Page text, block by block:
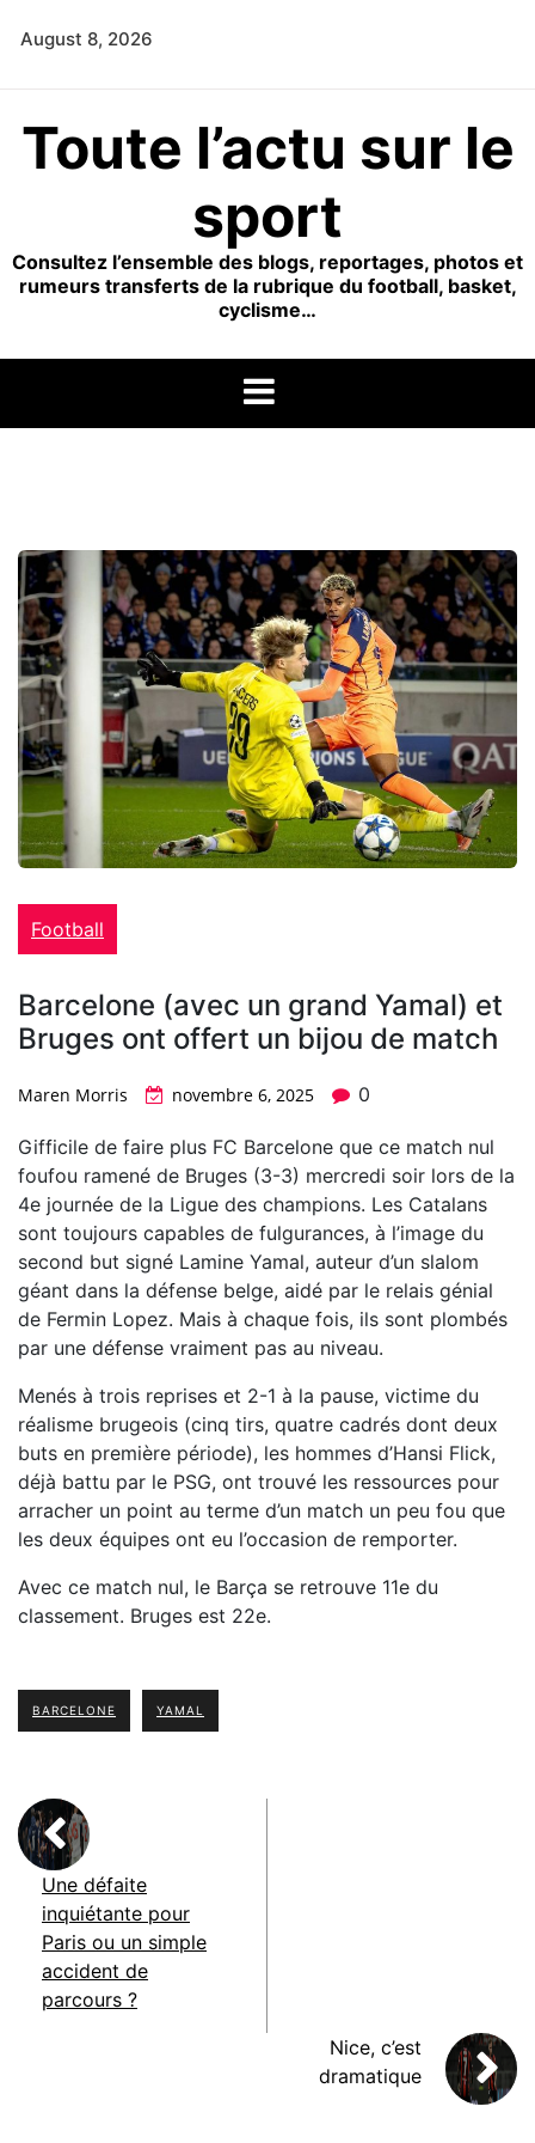
August 8, 2026
Toute l’actu sur le
sport
Consultez l’ensemble des blogs, reportages, photos et
rumeurs transferts de la rubrique du football, basket,
cyclisme…
Football
Barcelone (avec un grand Yamal) et
Bruges ont offert un bijou de match
Maren Morris novembre 6, 2025 0
Gifficile de faire plus FC Barcelone que ce match nul
foufou ramené de Bruges (3-3) mercredi soir lors de la
4e journée de la Ligue des champions. Les Catalans
sont toujours capables de fulgurances, à l’image du
second but signé Lamine Yamal, auteur d’un slalom
géant dans la défense belge, aidé par le relais génial
de Fermin Lopez. Mais à chaque fois, ils sont plombés
par une défense vraiment pas au niveau.
Menés à trois reprises et 2-1 à la pause, victime du
réalisme brugeois (cinq tirs, quatre cadrés dont deux
buts en première période), les hommes d’Hansi Flick,
déjà battu par le PSG, ont trouvé les ressources pour
arracher un point au terme d’un match un peu fou que
les deux équipes ont eu l’occasion de remporter.
Avec ce match nul, le Barça se retrouve 11e du
classement. Bruges est 22e.
BARCELONE YAMAL
Une défaite
inquiétante pour
Paris ou un simple
accident de
parcours ?
Nice, c’est
dramatique